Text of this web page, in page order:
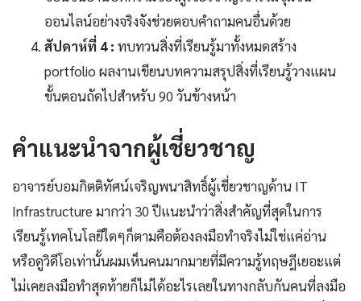
ออนไลน์อย่างจริงจังช่วยตอบคำถามคนอื่นด้วย
สัปดาห์ที่ 4 : ทบทวนสิ่งที่เรียนรู้มาทั้งหมดสร้าง
portfolio ผลงานเขียนบทความสรุปสิ่งที่เรียนรู้วางแผน
ขั้นตอนถัดไปสำหรับ 90 วันข้างหน้า
คำแนะนำจากผู้เชี่ยวชาญ
อาจารย์บอมกิตติทัศน์เจริญพนาสิทธิ์ผู้เชี่ยวชาญด้าน IT
Infrastructure มากว่า 30 ปีแนะนำว่าสิ่งสำคัญที่สุดในการ
เรียนรู้เทคโนโลยีใดๆก็ตามคือต้องลงมือทำจริงไม่ใช่แค่อ่าน
หรือดูวิดีโอเท่านั้นผมเห็นคนมากมายที่มีความรู้ทฤษฎีเยอะแต่
ไม่เคยลงมือทำสุดท้ายก็ไม่ได้อะไรเลยในทางกลับกันคนที่ลงมือ